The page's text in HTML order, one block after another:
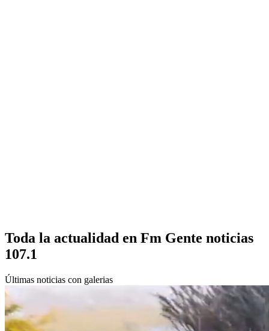
Toda la actualidad en Fm Gente noticias
107.1
Últimas noticias con galerias